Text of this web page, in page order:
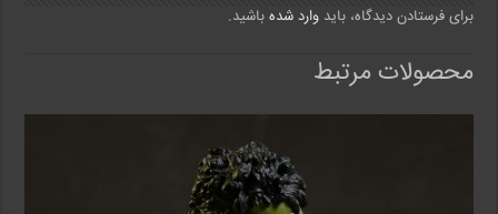
برای فرستادن دیدگاه، بایدوارد شده باشید.
محصولات مرتبط